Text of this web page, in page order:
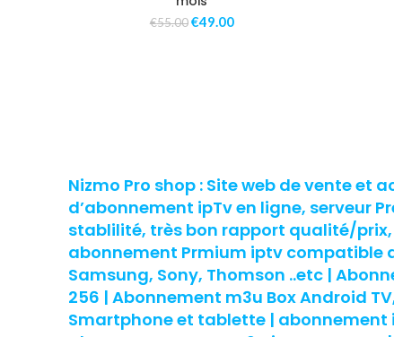
€55.00 €49.00
Nizmo Pro shop : Site web de vente et
d’abonnement ipTv en ligne, serveur
stablilité, très bon rapport qualité/prix,
abonnement Prmium iptv compatible
Samsung, Sony, Thomson ..etc |
256 | Abonnement m3u Box Android
Smartphone et tablette | abonnement